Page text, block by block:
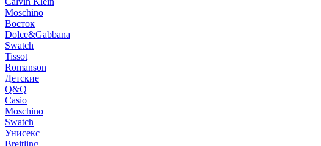
Moschino
Восток
Dolce&Gabbana
Swatch
Tissot
Romanson
Детские
Q&Q
Casio
Moschino
Swatch
Унисекс
Breitling